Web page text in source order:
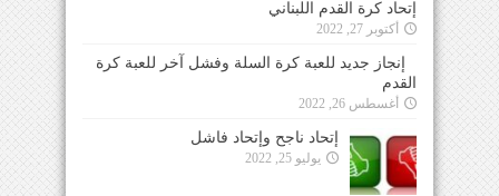
إتحاد كرة القدم اللبناني
أكتوبر 27, 2022
إنجاز جديد للعبة كرة السلة وفشل آخر للعبة كرة
القدم
أغسطس 26, 2022
إتحاد ناجح وإتحاد فاشل
يوليو 25, 2022